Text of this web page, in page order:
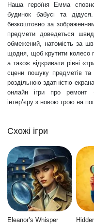
Наша героїня Емма
будинок бабусі та
безкоштовно за
предмети доведеться
обмежений, натомість за
щодня, щоб крутити колесо
а також відкривати рівні
сцени пошуку предметів
роздільною здатністю
онлайн ігри про ремонт
інтер’єру з новою грою на
Схожі ігри
Eleanor’s Whisper